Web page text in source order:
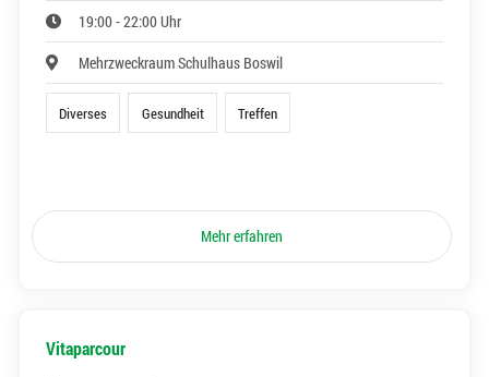
19:00 - 22:00 Uhr
Mehrzweckraum Schulhaus Boswil
Diverses Gesundheit Treffen
Mehr erfahren
Vitaparcour